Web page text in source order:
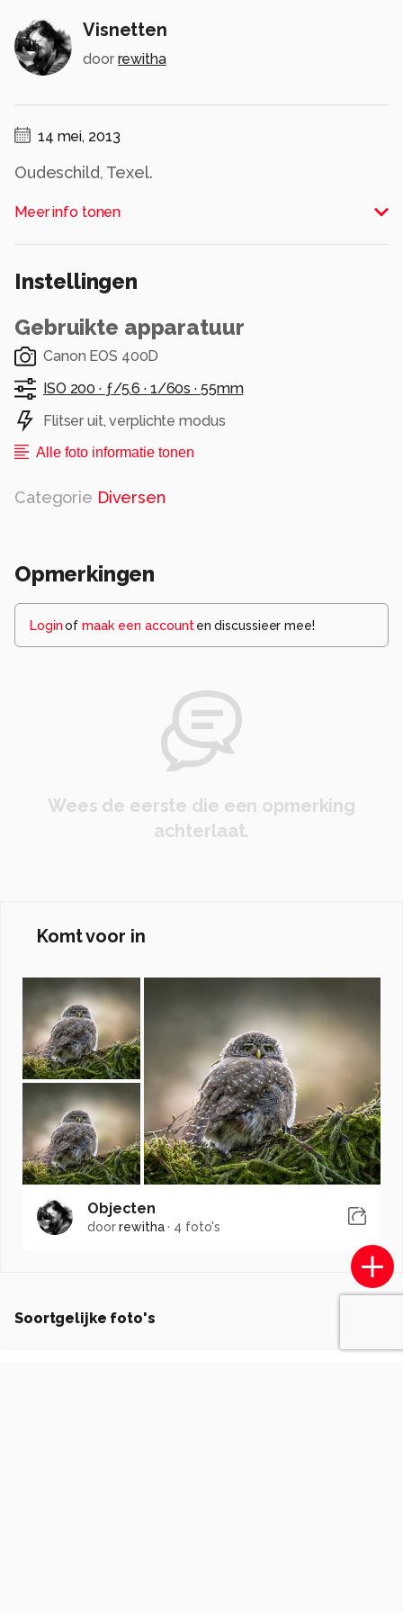
Visnetten
door rewitha
14 mei, 2013
Oudeschild, Texel.
Alle rechten voorbehouden
Meer info tonen
Instellingen
Gebruikte apparatuur
Canon EOS 400D
ISO 200 · ƒ/5.6 · 1/60s · 55mm
Flitser uit, verplichte modus
Alle foto informatie tonen
Categorie Diversen
Opmerkingen
Loginof maak een account en discussieer mee!
Wees de eerste die een opmerking
achterlaat.
Komt voor in
Objecten
doorrewitha· 4 foto's
Soortgelijke foto's